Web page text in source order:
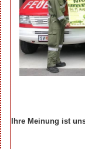
Ihre Meinung ist